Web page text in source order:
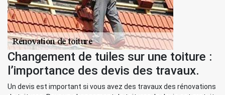
Changement de tuiles sur une toiture :
l’importance des devis des travaux.
Un devis est important si vous avez des travaux des rénovations